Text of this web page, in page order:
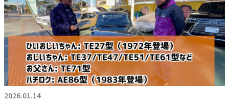
STAFF
スタッフ
COMPANY
会社概要
BLOG
お知らせ
2026.01.14